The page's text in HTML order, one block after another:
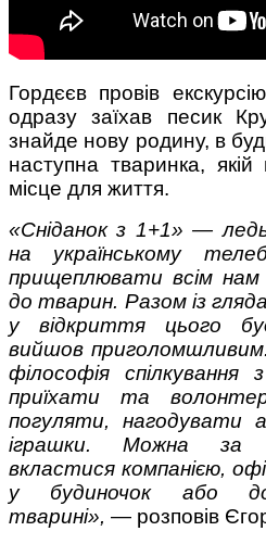
Гордєєв провів
одразу заїхав песик
знайде нову родину, в
наступна тваринка,
місце для життя.
«Сніданок з 1+1» —
на українському
прищеплювати всім нам
до тварин. Разом із
у відкриття цього
вийшов
філософія
приїхати та
погуляти, нагодувати
іграшки. Можна за
вкластися компанією,
у будиночок або
тварині», — розповів